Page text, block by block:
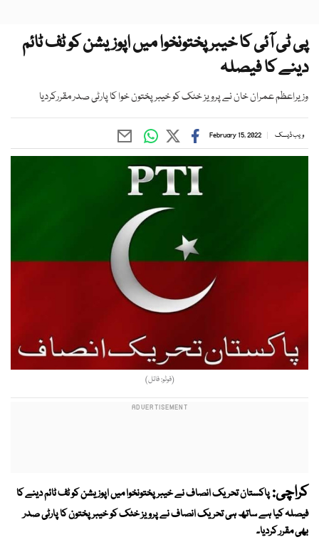
پی ٹی آئی کا خیبر پختونخوا میں اپوزیشن کو ٹف ٹائم
دینے کا فیصلہ
وزیراعظم عمران خان نے پرویز خٹک کو خیبر پختون خوا کا پارٹی صدر مقررکردیا
ویب ڈیسک February 15, 2022
(فوٹو: فائل)
کراچی:پاکستان تحریک انصاف نے خیبر پختونخوا میں اپوزیشن کو ٹف ٹائم دینے کا
فیصلہ کیا ہے ساتھ ہی تحریک انصاف نے پرویز خٹک کو خیبر پختون کا پارٹی صدر
بھی مقرر کردیا۔